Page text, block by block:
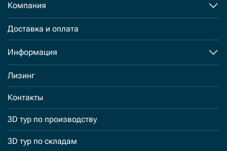
Компания
Доставка и оплата
Информация
Лизинг
Контакты
3D тур по производству
3D тур по складам